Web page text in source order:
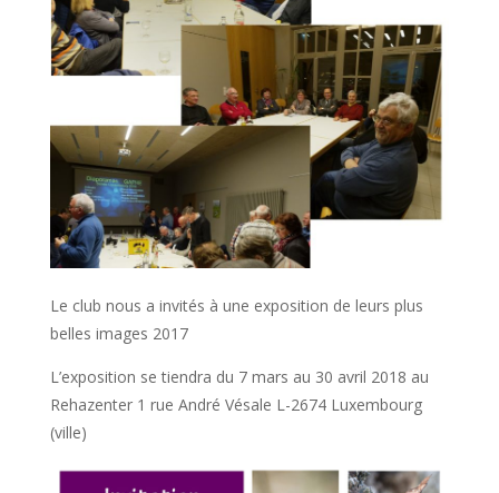
Le club nous a invités à une exposition de leurs plus
belles images 2017
L’exposition se tiendra du 7 mars au 30 avril 2018 au
Rehazenter 1 rue André Vésale L-2674 Luxembourg
(ville)